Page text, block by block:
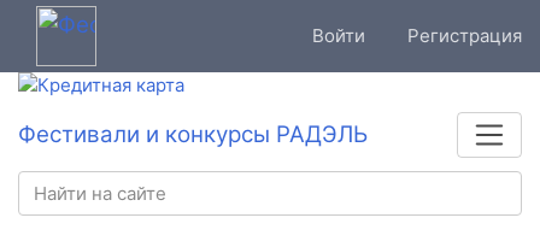
Войти Регистрация
Фестивали и конкурсы РАДЭЛЬ